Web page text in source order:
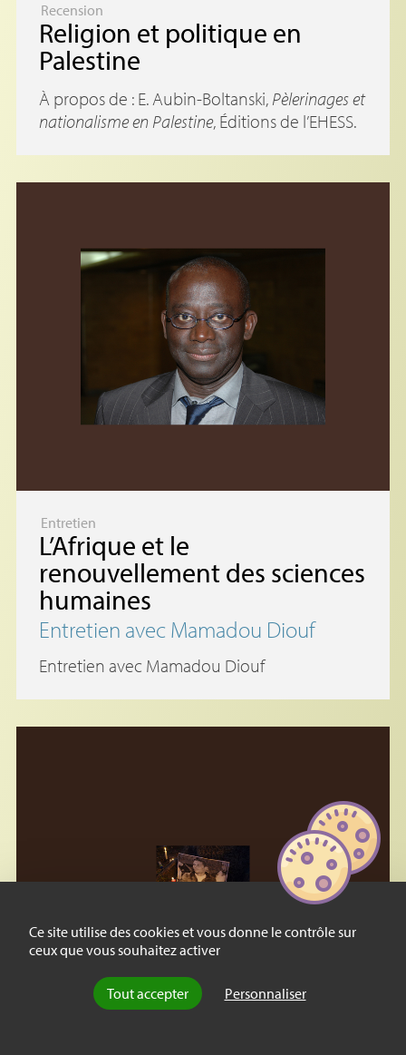
Ce site utilise des cookies et vous donne le contrôle sur
ceux que vous souhaitez activer
Tout accepter Personnaliser
Recension
Religion et politique en
Palestine
À propos de : E. Aubin-Boltanski, Pèlerinages et
nationalisme en Palestine, Éditions de l’EHESS.
Entretien
L’Afrique et le
renouvellement des sciences
humaines
Entretien avec Mamadou Diouf
Entretien avec Mamadou Diouf